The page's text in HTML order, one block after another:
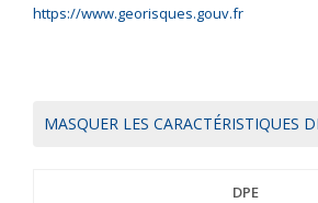
https://www.georisques.gouv.fr
MASQUER LES CARACTÉRISTIQUES
DPE